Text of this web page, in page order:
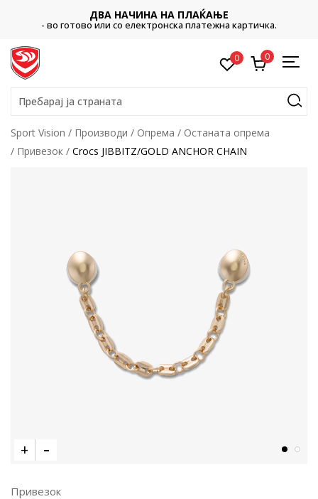
ДВА НАЧИНА НА ПЛАЌАЊЕ
- во готово или со електронска платежна картичка.
0 0
Пребарај ја страната
Sport Vision Производи Опрема
Останата опрема
Привезок
Crocs JIBBITZ/GOLD ANCHOR CHAIN
Привезок